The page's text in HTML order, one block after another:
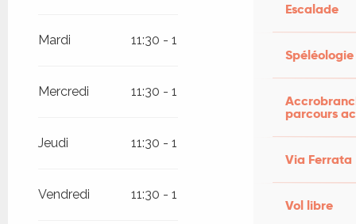
Escalade
Spéléologie
parcours
Via Ferrata
Vol libre
Mardi 11:30 - 14:00
Mercredi 11:30 - 14:00
Jeudi 11:30 - 14:00
Vendredi 11:30 - 14:00